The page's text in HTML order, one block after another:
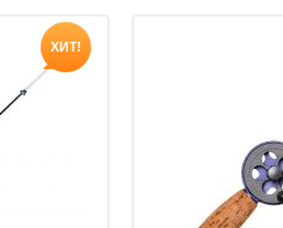
ХИТ!